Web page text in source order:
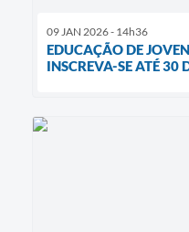
09 JAN 2026 - 14h36
EDUCAÇÃO DE
INSCREVA-SE ATÉ 30